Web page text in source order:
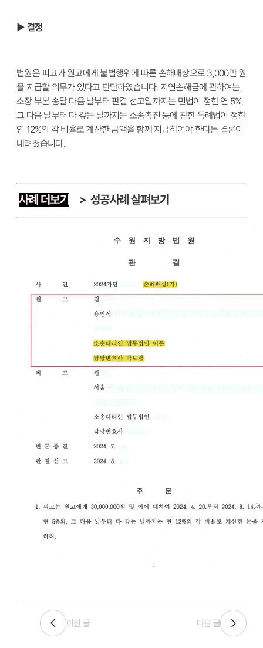
▶ 결정
법원은 피고가 원고에게 불법행위에 따른 손해배상으로 3,000만 원
을 지급할 의무가 있다고 판단하였습니다. 지연손해금에 관하여는,
소장 부본 송달 다음 날부터 판결 선고일까지는 민법이 정한 연 5%,
그 다음 날부터 다 갚는 날까지는 소송촉진 등에 관한 특례법이 정한
연 12%의 각 비율로 계산한 금액을 함께 지급하여야 한다는 결론이
내려졌습니다.
사례 더보기 ＞ 성공사례 살펴보기
이전 글 다음 글